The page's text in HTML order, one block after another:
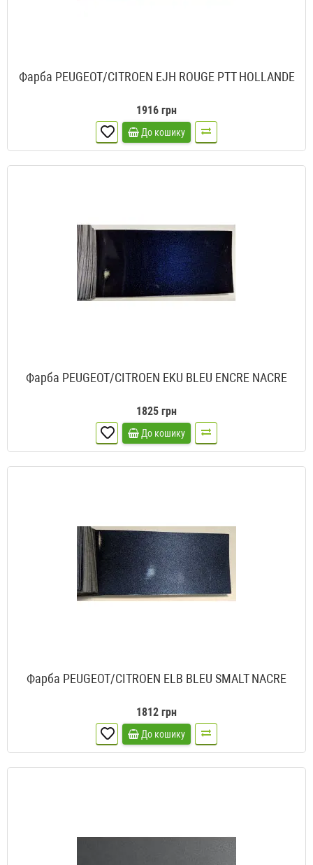
Фарба PEUGEOT/CITROEN EJH ROUGE PTT HOLLANDE
1916 грн
До кошику
Фарба PEUGEOT/CITROEN EKU BLEU ENCRE NACRE
1825 грн
До кошику
Фарба PEUGEOT/CITROEN ELB BLEU SMALT NACRE
1812 грн
До кошику